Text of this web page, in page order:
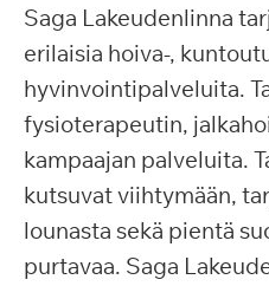
Saga Lakeudenlinna
erilaisia hoiva-,
hyvinvointipalveluita.
fysioterapeutin,
kampaajan palveluita.
kutsuvat viihtymään,
lounasta sekä pientä
purtavaa. Saga